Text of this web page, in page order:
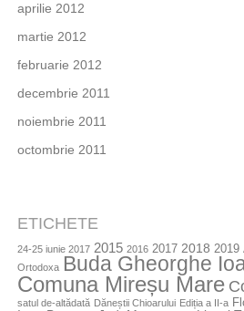
aprilie 2012
martie 2012
februarie 2012
decembrie 2011
noiembrie 2011
octombrie 2011
ETICHETE
24-25 iunie 2017 2015 2016 2017 2018 2019
Ortodoxa
Buda Gheorghe
Comuna Mireșu Mare
satul de-altădată Dăneștii Chioarului Ediția a II-a